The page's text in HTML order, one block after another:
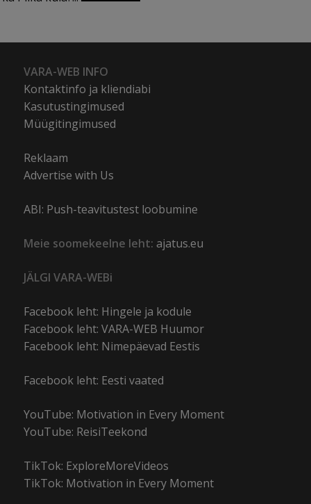
VARA-WEB INFO
Kontaktinfo ja kliendiabi
Kasutustingimused
Müügitingimused
Reklaam
Advertise with Us
ABI: Push-teavitustest loobumine
Meie soomekeelne leht: ajatus.eu
JÄLGI VARA-WEBi
Facebook leht: Hingele ja kodule
Facebook leht: VARA-WEB Huumor
Facebook leht: Nimepäevad Eestis
Facebook leht: Eesti vaated
YouTube: Motivation in Every Moment
YouTube: ReisiTeekond
TikTok: ExploreMoreVideos
TikTok: Motivation in Every Moment